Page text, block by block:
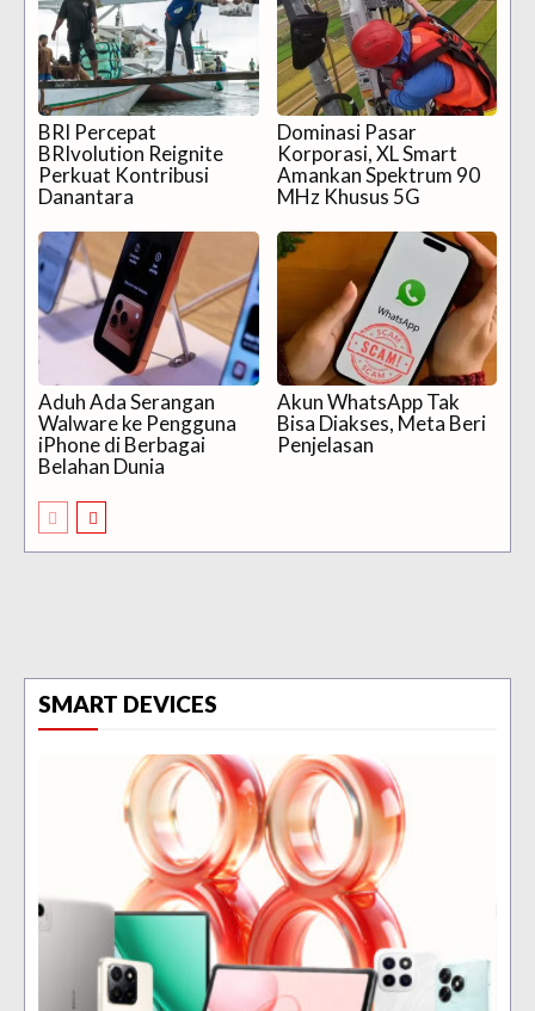
BRI Percepat
BRIvolution Reignite
Perkuat Kontribusi
Danantara
Dominasi Pasar
Korporasi, XL Smart
Amankan Spektrum 90
MHz Khusus 5G
Aduh Ada Serangan
Walware ke Pengguna
iPhone di Berbagai
Belahan Dunia
Akun WhatsApp Tak
Bisa Diakses, Meta Beri
Penjelasan
SMART DEVICES